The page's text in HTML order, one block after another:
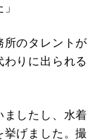
のタレントが
りに出られる
ましたし、水着
挙げました。撮